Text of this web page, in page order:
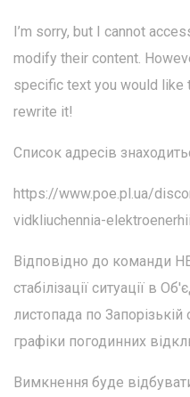
I’m sorry, but I cannot
modify their content.
specific text you would like
rewrite it!
Список адресів
https://www.poe.pl.ua/
vidkliuchennia-
Відповідно до команди
стабілізації ситуації в
листопада по Запорізькій
графіки погодинних
Вимкнення буде